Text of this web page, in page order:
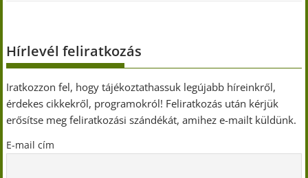
Hírlevél feliratkozás
Iratkozzon fel, hogy tájékoztathassuk legújabb híreinkről,
érdekes cikkekről, programokról! Feliratkozás után kérjük
erősítse meg feliratkozási szándékát, amihez e-mailt küldünk.
E-mail cím